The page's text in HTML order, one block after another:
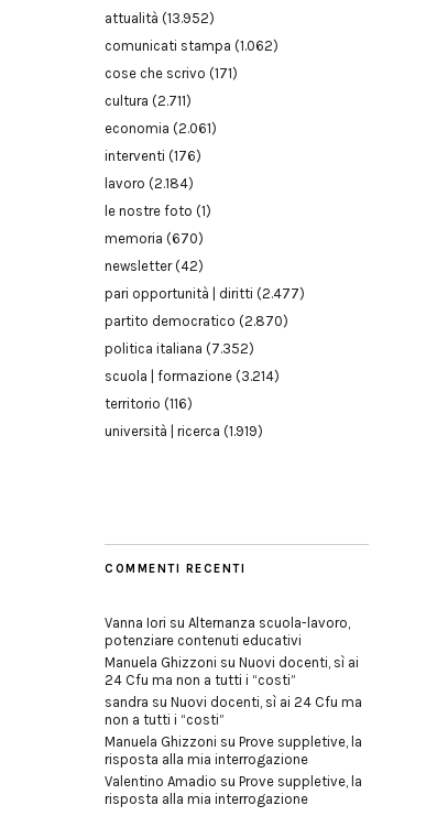
attualità (13.952)
comunicati stampa (1.062)
cose che scrivo (171)
cultura (2.711)
economia (2.061)
interventi (176)
lavoro (2.184)
le nostre foto (1)
memoria (670)
newsletter(42)
pari opportunità | diritti (2.477)
partito democratico (2.870)
politica italiana (7.352)
scuola | formazione (3.214)
territorio (116)
università | ricerca (1.919)
COMMENTI RECENTI
Vanna Iori su Alternanza scuola-lavoro,
potenziare contenuti educativi
Manuela Ghizzoni su Nuovi docenti, sì ai
24 Cfu ma non a tutti i “costi”
sandra su Nuovi docenti, sì ai 24 Cfu ma
non a tutti i “costi”
Manuela Ghizzoni su Prove suppletive, la
risposta alla mia interrogazione
Valentino Amadio su Prove suppletive, la
risposta alla mia interrogazione